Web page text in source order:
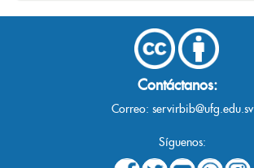
Contáctanos:
Correo: servirbib@ufg.edu.sv
Síguenos: